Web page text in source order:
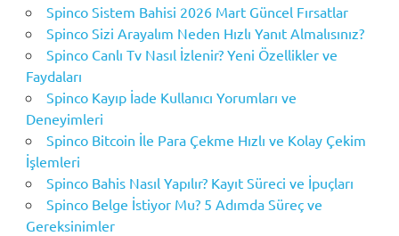
Spinco Sistem Bahisi 2026 Mart Güncel Fırsatlar
Spinco Sizi Arayalım Neden Hızlı Yanıt Almalısınız?
Spinco Canlı Tv Nasıl İzlenir? Yeni Özellikler ve
Faydaları
Spinco Kayıp İade Kullanıcı Yorumları ve
Deneyimleri
Spinco Bitcoin İle Para Çekme Hızlı ve Kolay Çekim
İşlemleri
Spinco Bahis Nasıl Yapılır? Kayıt Süreci ve İpuçları
Spinco Belge İstiyor Mu? 5 Adımda Süreç ve
Gereksinimler